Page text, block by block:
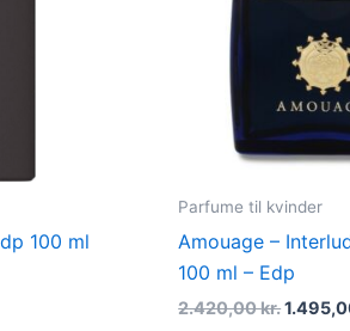
100 ml
Parfume til kvinder
Amouage –
100 ml – Edp
2.420,00kr.